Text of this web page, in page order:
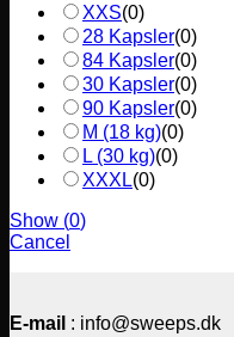
XXS(0)
28 Kapsler(0)
84 Kapsler(0)
30 Kapsler(0)
90 Kapsler(0)
M (18 kg)(0)
L (30 kg)(0)
XXXL(0)
Show (0)
Cancel
E-mail : info@sweeps.dk